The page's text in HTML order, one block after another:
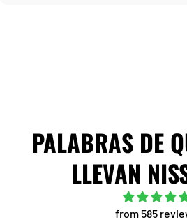
PALABRAS DE
LLEVAN
from 585